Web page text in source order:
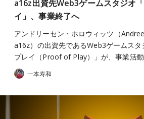
a16z出資先Web3ゲームスタジオ
イ」、事業終了へ
アンドリーセン・ホロウィッツ（
a16z）の出資先であるWeb3ゲームス
プレイ（Proof of Play）」が、事業活
一本寿和